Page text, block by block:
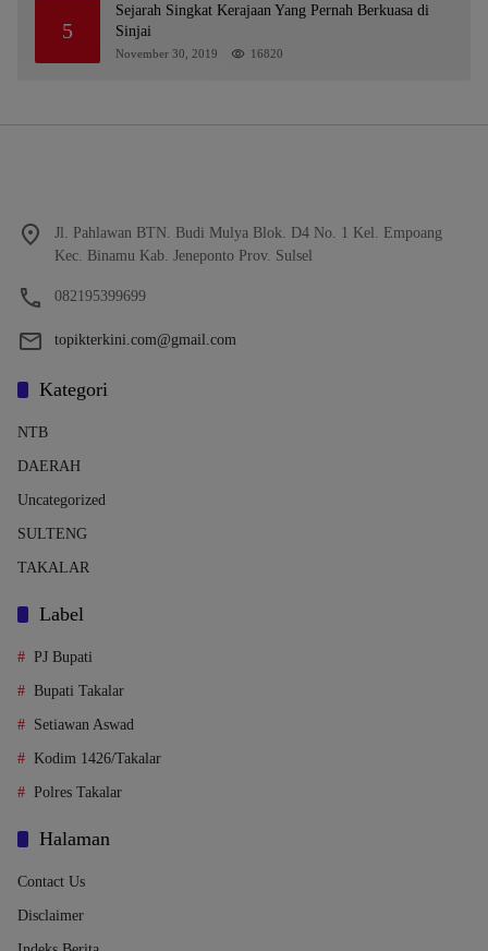
OJK Kalsel : Bertemu Tanggal 11
5
Sejarah Singkat Kerajaan Yang Pernah Berkuasa di
Sinjai
November 30, 2019 16820
Jl. Pahlawan BTN. Budi Mulya Blok. D4 No. 1 Kel. Empoang
Kec. Binamu Kab. Jeneponto Prov. Sulsel
082195399699
topikterkini.com@gmail.com
Kategori
NTB
DAERAH
Uncategorized
SULTENG
TAKALAR
Label
PJ Bupati
Bupati Takalar
Setiawan Aswad
Kodim 1426/Takalar
Polres Takalar
Halaman
Contact Us
Disclaimer